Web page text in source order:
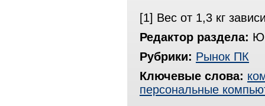
[1] Вес от 1,3 кг
Редактор раздела:
Рубрики: Рынок ПК
Ключевые слова:
персональные